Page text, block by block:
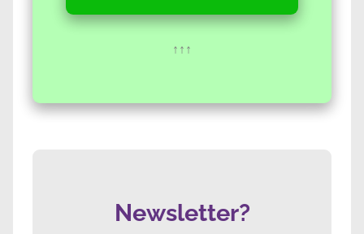
↑↑↑
Newsletter?